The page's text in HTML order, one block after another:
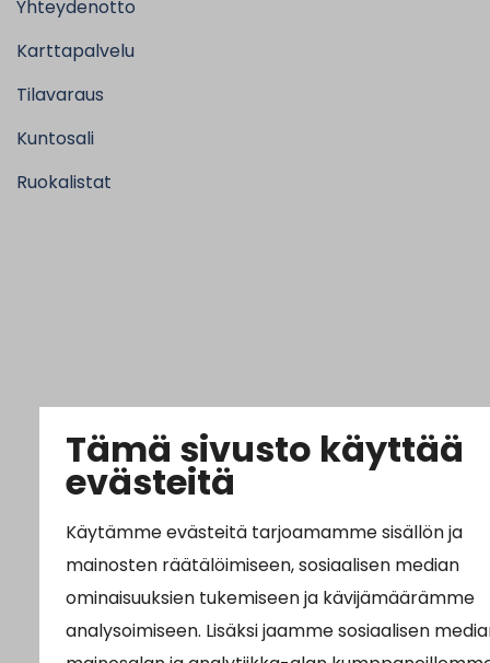
Tämä sivusto käyttää
evästeitä
Käytämme evästeitä tarjoamamme sisällön ja
mainosten räätälöimiseen, sosiaalisen median
ominaisuuksien tukemiseen ja kävijämäärämme
analysoimiseen. Lisäksi jaamme sosiaalisen
Yhteydenotto
Karttapalvelu
Tilavaraus
Kuntosali
Ruokalistat